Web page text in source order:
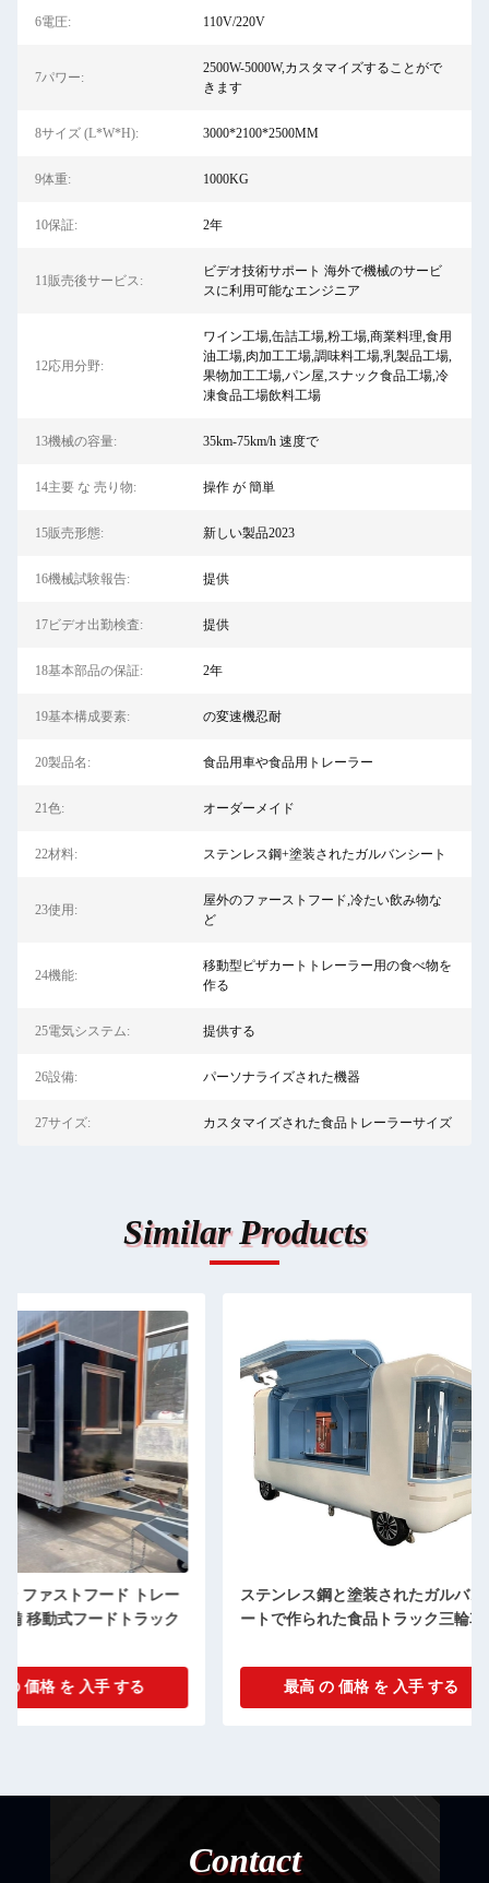
6電圧: 110V/220V
7パワー:
2500W-5000W,カスタマイズすることがで
きます
8サイズ (L*W*H): 3000*2100*2500MM
9体重: 1000KG
10保証: 2年
11販売後サービス:
ビデオ技術サポート 海外で機械のサービ
スに利用可能なエンジニア
12応用分野:
ワイン工場,缶詰工場,粉工場,商業料理,食用
油工場,肉加工工場,調味料工場,乳製品工場,
果物加工工場,パン屋,スナック食品工場,冷
凍食品工場飲料工場
13機械の容量: 35km-75km/h 速度で
14主要 な 売り物: 操作 が 簡単
15販売形態: 新しい製品2023
16機械試験報告: 提供
17ビデオ出勤検査: 提供
18基本部品の保証: 2年
19基本構成要素: の変速機忍耐
20製品名: 食品用車や食品用トレーラー
21色: オーダーメイド
22材料: ステンレス鋼+塗装されたガルバンシート
23使用:
屋外のファーストフード,冷たい飲み物な
ど
24機能:
移動型ピザカートトレーラー用の食べ物を
作る
25電気システム: 提供する
26設備: パーソナライズされた機器
27サイズ: カスタマイズされた食品トレーラーサイズ
Similar Products
ステンレス鋼と塗装されたガルバンシ
ートで作られた食品トラック三輪車
最高 の 価格 を 入手 する
BLS-S88 110V/
ック 35KM-75KM/H
最高 の 価格
Contact